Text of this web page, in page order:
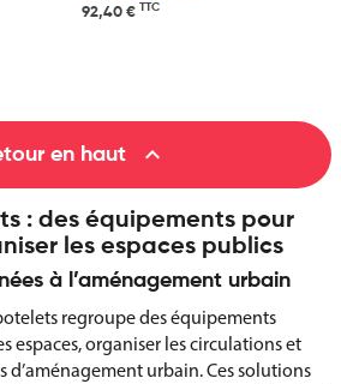
92,40 € TTC
en haut 
: des équipements pour
les espaces publics
à l’aménagement urbain
regroupe des équipements
espaces, organiser les circulations et
d’aménagement urbain. Ces solutions